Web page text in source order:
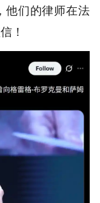
他们的律师在法
！